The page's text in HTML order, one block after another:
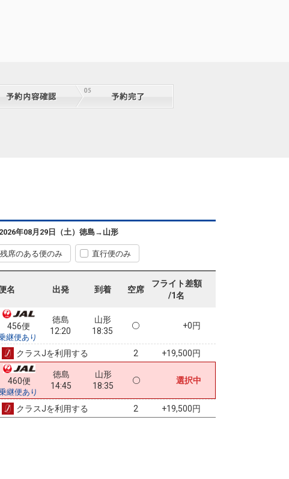
年08月29日（土） 徳島 → 山形
残席のある便のみ 直行便のみ
名 出発 到着 空席
フライト差額
/1名
456便
継便あり
徳島
12:20
山形
18:35
+0円
クラスJを利用する 2 +19,500円
460便
継便あり
徳島
14:45
山形
18:35
選択中
クラスJを利用する 2 +19,500円